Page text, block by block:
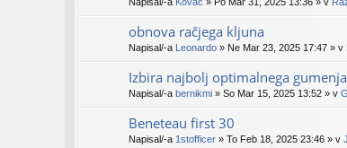
Napisal/-a Kovač » Po Mar 31, 2025 13:36 » v
obnova račjega kljuna
Napisal/-a Leonardo » Ne Mar 23, 2025 17:47 » v
Izbira najbolj optimalnega
Napisal/-a bernikmi » So Mar 15, 2025 13:52 » v
Beneteau first 30
Napisal/-a 1stofficer » To Feb 18, 2025 23:46 » v